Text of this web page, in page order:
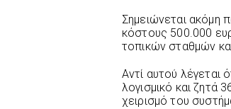
Σημειώνεται ακόμη
κόστους 500.000
τοπικών σταθμών
Αντί αυτού λέγεται
λογισμικό και ζητά
χειρισμό του